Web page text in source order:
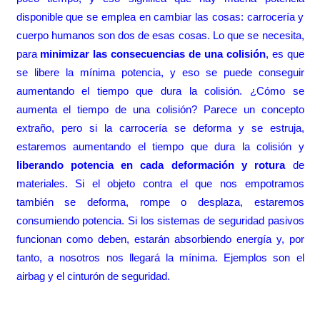
disponible que se emplea en cambiar las cosas: carrocería y
cuerpo humanos son dos de esas cosas. Lo que se necesita,
para minimizar las consecuencias de una colisión, es que
se libere la mínima potencia, y eso se puede conseguir
aumentando el tiempo que dura la colisión. ¿Cómo se
aumenta el tiempo de una colisión? Parece un concepto
extraño, pero si la carrocería se deforma y se estruja,
estaremos aumentando el tiempo que dura la colisión y
liberando potencia en cada deformación y roturade
materiales. Si el objeto contra el que nos empotramos
también se deforma, rompe o desplaza, estaremos
consumiendo potencia. Si los sistemas de seguridad pasivos
funcionan como deben, estarán absorbiendo energía y, por
tanto, a nosotros nos llegará la mínima. Ejemplos son el
airbag y el cinturón de seguridad.